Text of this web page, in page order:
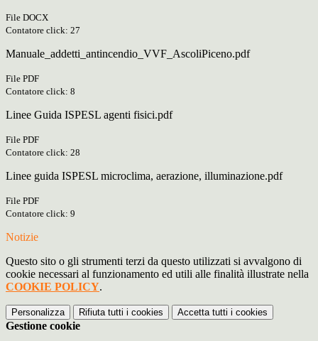
File DOCX
Contatore click: 27
Manuale_addetti_antincendio_VVF_AscoliPiceno.pdf
File PDF
Contatore click: 8
Linee Guida ISPESL agenti fisici.pdf
File PDF
Contatore click: 28
Linee guida ISPESL microclima, aerazione, illuminazione.pdf
File PDF
Contatore click: 9
Notizie
Questo sito o gli strumenti terzi da questo utilizzati si avvalgono di
cookie necessari al funzionamento ed utili alle finalità illustrate nella
COOKIE POLICY.
Personalizza Rifiuta tutti i cookies Accetta tutti i cookies
Gestione cookie